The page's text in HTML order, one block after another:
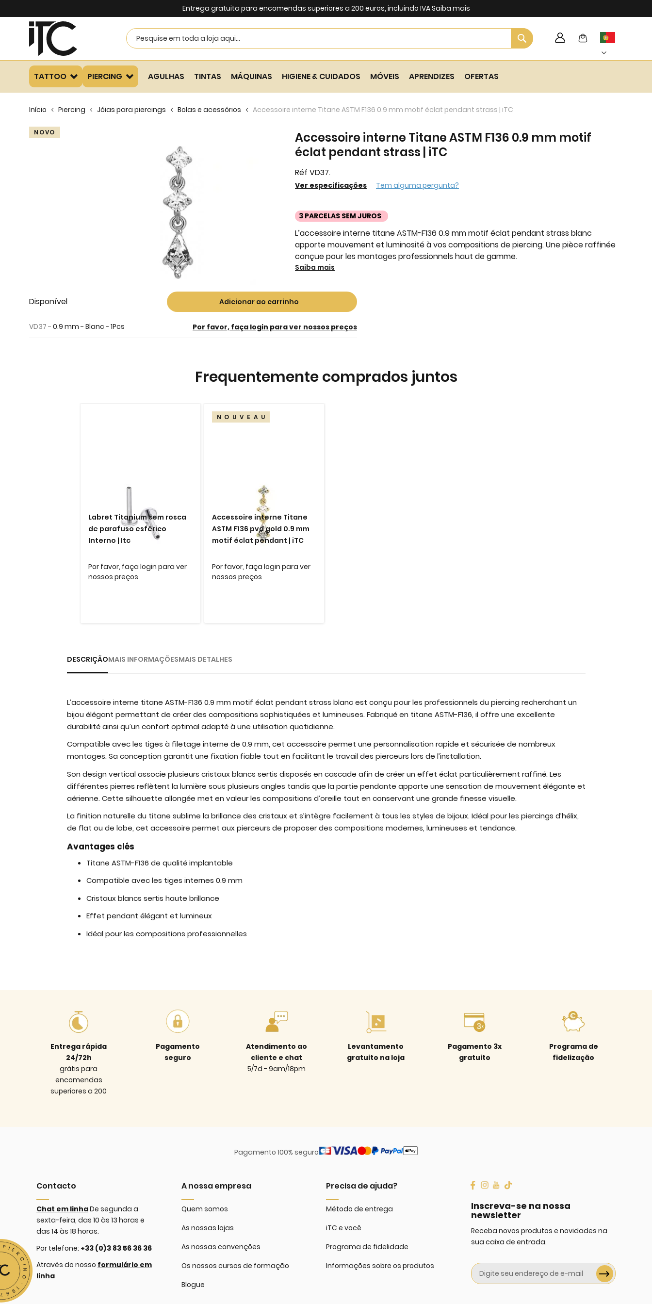
Entrega gratuita para encomendas superiores a 200 euros, incluindo IVASaiba mais
Search
Search My Cart
Language
TATTOO PIERCING AGULHAS TINTAS MÁQUINAS HIGIENE & CUIDADOS MÓVEIS APRENDIZES OFERTAS
Início Piercing Jóias para piercings Bolas e acessórios Accessoire interne Titane ASTM F136 0.9 mm motif éclat pendant strass | iTC
Accessoire interne Titane ASTM F136 0.9 mm motif
éclat pendant strass | iTC
Réf VD37.
3 PARCELAS SEM JUROS
Ver especificações Tem alguma pergunta?
L’accessoire interne titane ASTM-F136 0.9 mm motif éclat pendant strass blanc
apporte mouvement et luminosité à vos compositions de piercing. Une pièce raffinée
conçue pour les montages professionnels haut de gamme.
Saiba mais
Skip
NOVO
Skip
to
beginning
Disponível Adicionar ao carrinho
VD37 - 0.9 mm - Blanc - 1Pcs Por favor, faça login para ver nossos preços
Frequentemente comprados juntos
Labret Titanium sem rosca
de parafuso esférico
Interno | Itc
Por favor, faça login para ver
nossos preços
NOUVEAU
Accessoire interne Titane
ASTM F136 pvd gold 0.9 mm
motif éclat pendant | iTC
Por favor, faça login para ver
nossos preços
DESCRIÇÃOMAIS INFORMAÇÕESMAIS DETALHES
L’accessoire interne titane ASTM-F136 0.9 mm motif éclat pendant strass blanc est conçu pour les professionnels du piercing recherchant un
bijou élégant permettant de créer des compositions sophistiquées et lumineuses. Fabriqué en titane ASTM-F136, il offre une excellente
durabilité ainsi qu’un confort optimal adapté à une utilisation quotidienne.
Compatible avec les tiges à filetage interne de 0.9 mm, cet accessoire permet une personnalisation rapide et sécurisée de nombreux
montages. Sa conception garantit une fixation fiable tout en facilitant le travail des pierceurs lors de l’installation.
Son design vertical associe plusieurs cristaux blancs sertis disposés en cascade afin de créer un effet éclat particulièrement raffiné. Les
différentes pierres reflètent la lumière sous plusieurs angles tandis que la partie pendante apporte une sensation de mouvement élégante et
aérienne. Cette silhouette allongée met en valeur les compositions d’oreille tout en conservant une grande finesse visuelle.
La finition naturelle du titane sublime la brillance des cristaux et s’intègre facilement à tous les styles de bijoux. Idéal pour les piercings d’hélix,
de flat ou de lobe, cet accessoire permet aux pierceurs de proposer des compositions modernes, lumineuses et tendance.
Avantages clés
Titane ASTM-F136 de qualité implantable
Compatible avec les tiges internes 0.9 mm
Cristaux blancs sertis haute brillance
Effet pendant élégant et lumineux
Idéal pour les compositions professionnelles
Entrega rápida
24/72h
grátis para
encomendas
superiores a 200
Pagamento
seguro
Atendimento ao
cliente e chat
5/7d - 9am/18pm
Levantamento
gratuito na loja
Pagamento 3x
gratuito
Programa de
fidelização
Pagamento 100% seguro
Contacto
Chat em linhaDe segunda a
sexta-feira, das 10 às 13 horas e
das 14 às 18 horas.
Por telefone: +33 (0)3 83 56 36 36
Através do nosso formulário em
linha
A nossa empresa
Quem somos
As nossas lojas
As nossas convenções
Os nossos cursos de formação
Blogue
Precisa de ajuda?
Método de entrega
iTC e você
Programa de fidelidade
Informações sobre os produtos
Inscreva-se na nossa
newsletter
Receba novos produtos e novidades na
sua caixa de entrada.
Sign
Up